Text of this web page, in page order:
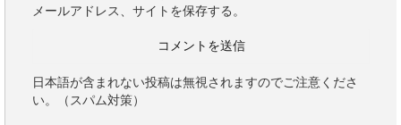
メールアドレス、サイトを保存する。
日本語が含まれない投稿は無視されますのでご注意くださ
い。（スパム対策）